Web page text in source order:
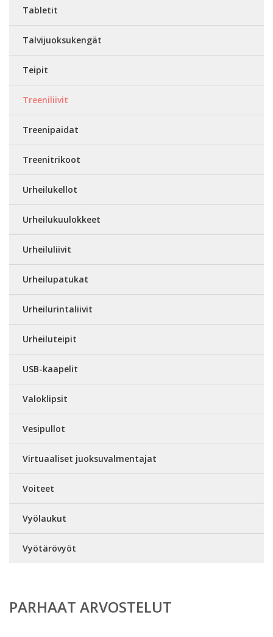
Tabletit
Talvijuoksukengät
Teipit
Treeniliivit
Treenipaidat
Treenitrikoot
Urheilukellot
Urheilukuulokkeet
Urheiluliivit
Urheilupatukat
Urheilurintaliivit
Urheiluteipit
USB-kaapelit
Valoklipsit
Vesipullot
Virtuaaliset juoksuvalmentajat
Voiteet
Vyölaukut
Vyötärövyöt
PARHAAT ARVOSTELUT